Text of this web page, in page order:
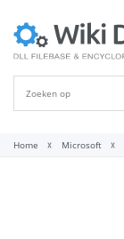
Home Microsoft